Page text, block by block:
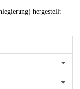
hergestellt